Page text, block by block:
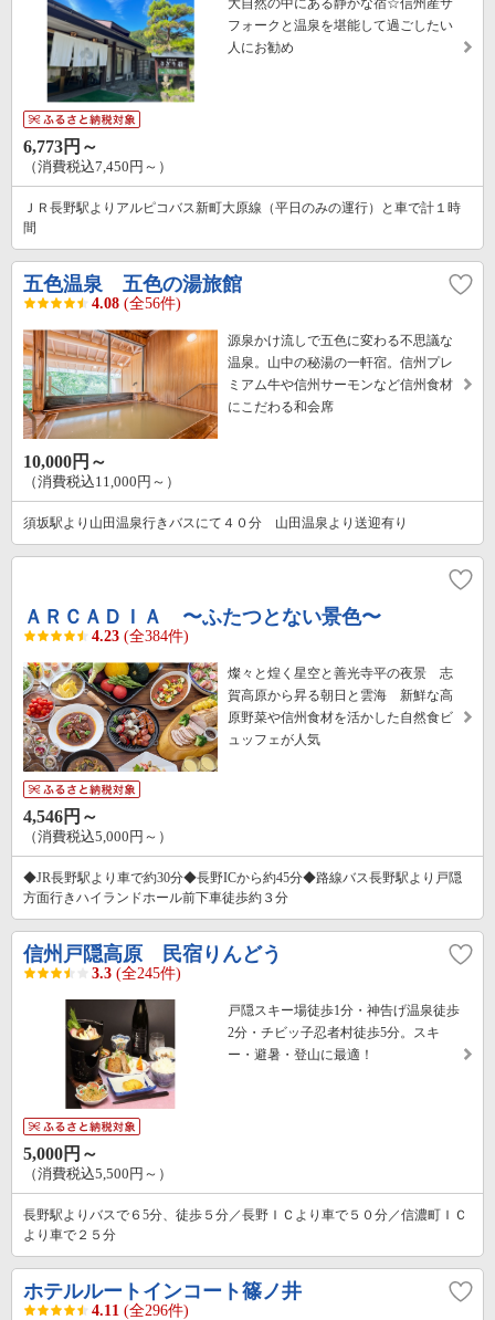
大自然の中にある静かな宿☆信州産サ
フォークと温泉を堪能して過ごしたい
人にお勧め
6,773円～
（消費税込7,450円～）
ＪＲ長野駅よりアルピコバス新町大原線（平日のみの運行）と車で計１時
間
五色温泉 五色の湯旅館
4.08 (全56件)
源泉かけ流しで五色に変わる不思議な
温泉。山中の秘湯の一軒宿。信州プレ
ミアム牛や信州サーモンなど信州食材
にこだわる和会席
10,000円～
（消費税込11,000円～）
須坂駅より山田温泉行きバスにて４０分 山田温泉より送迎有り
ＡＲＣＡＤＩＡ 〜ふたつとない景色〜
4.23 (全384件)
燦々と煌く星空と善光寺平の夜景 志
賀高原から昇る朝日と雲海 新鮮な高
原野菜や信州食材を活かした自然食ビ
ュッフェが人気
4,546円～
（消費税込5,000円～）
◆JR長野駅より車で約30分◆長野ICから約45分◆路線バス長野駅より戸隠
方面行きハイランドホール前下車徒歩約３分
信州戸隠高原 民宿りんどう
3.3 (全245件)
戸隠スキー場徒歩1分・神告げ温泉徒歩
2分・チビッ子忍者村徒歩5分。スキ
ー・避暑・登山に最適！
5,000円～
（消費税込5,500円～）
長野駅よりバスで６5分、徒歩５分／長野ＩＣより車で５０分／信濃町ＩＣ
より車で２５分
ホテルルートインコート篠ノ井
4.11 (全296件)